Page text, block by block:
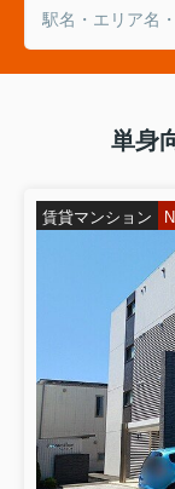
単身
賃貸マンション